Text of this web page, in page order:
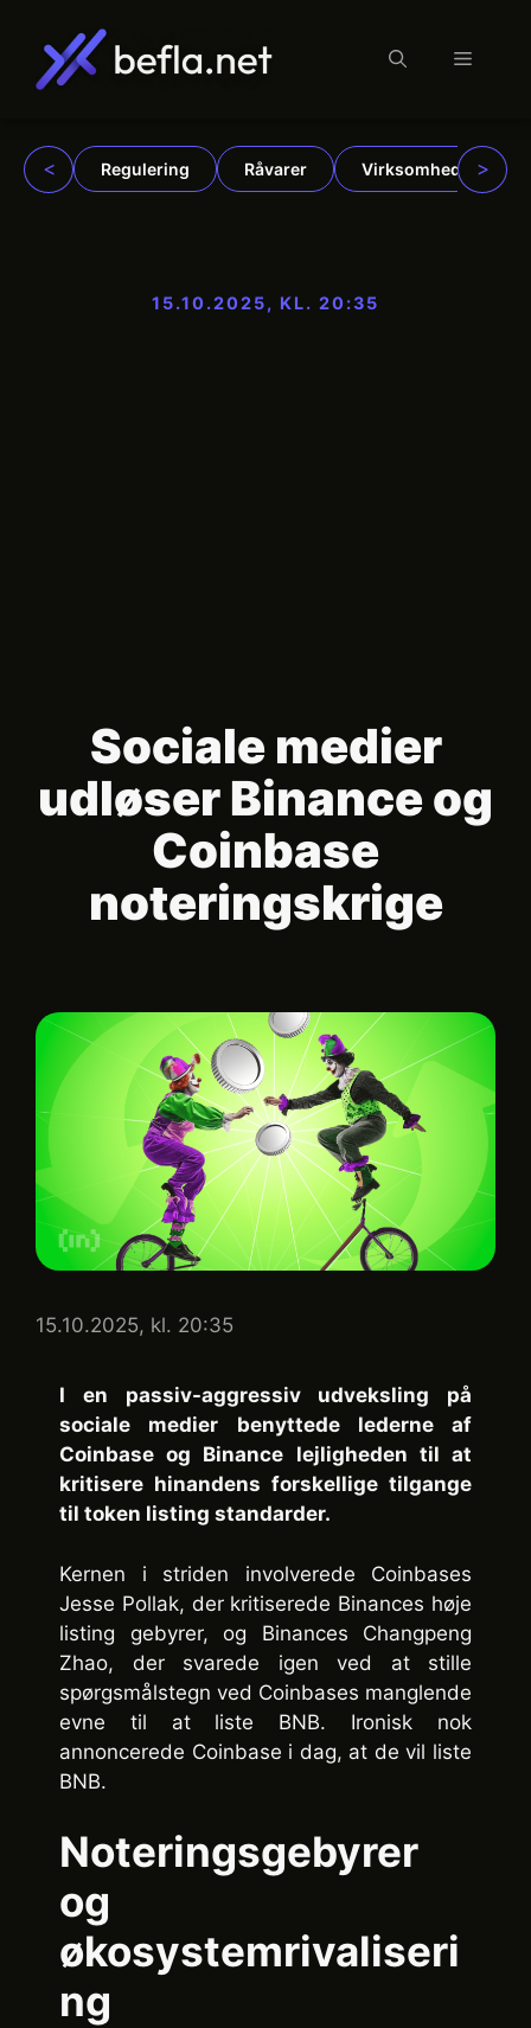
indhold
Menu
< Regulering Råvarer Virksomheder >
15.10.2025, KL. 20:35
Sociale medier
udløser Binance og
Coinbase
noteringskrige
15.10.2025, kl. 20:35
I en passiv-aggressiv udveksling på
sociale medier benyttede lederne af
Coinbase og Binance lejligheden til at
kritisere hinandens forskellige tilgange
til token listing standarder.
Kernen i striden involverede Coinbases
Jesse Pollak, der kritiserede Binances høje
listing gebyrer, og Binances Changpeng
Zhao, der svarede igen ved at stille
spørgsmålstegn ved Coinbases manglende
evne til at liste BNB. Ironisk nok
annoncerede Coinbase i dag, at de vil liste
BNB.
Noteringsgebyrer
og
økosystemrivaliseri
ng